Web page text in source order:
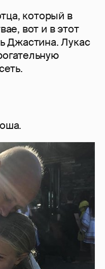
который в
вот и в этот
Джастина. Лукас